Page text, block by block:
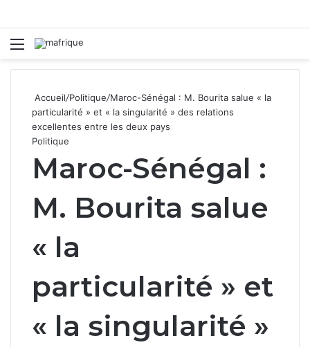
Menu
Accueil/Politique/Maroc-Sénégal : M. Bourita salue « la
particularité » et « la singularité » des relations
excellentes entre les deux pays
Politique
Maroc-Sénégal :
M. Bourita salue
« la
particularité » et
« la singularité »